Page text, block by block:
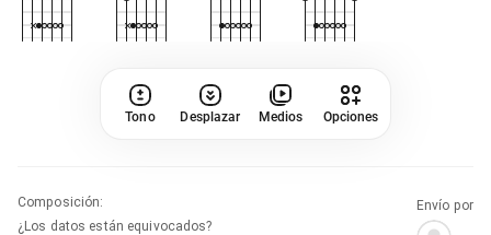
Tono Desplazar Medios Opciones
Composición:
¿Los datos están equivocados?
Envío por